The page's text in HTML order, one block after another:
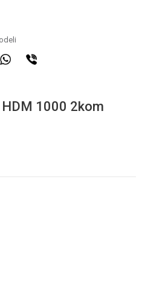
HDM 1000 2kom